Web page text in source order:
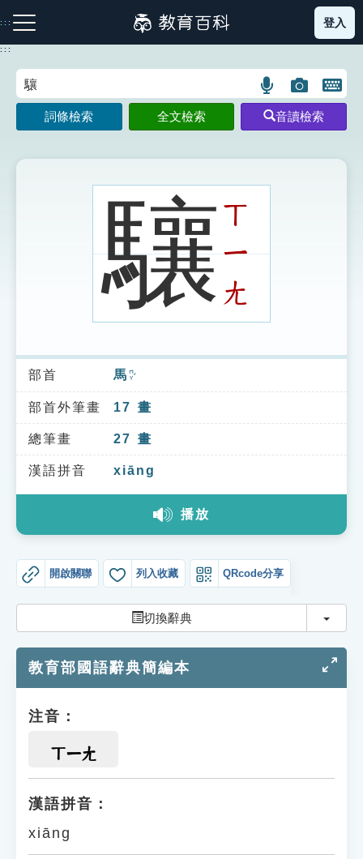
到
主
:::
注音索引圖示 筆畫索引圖示 部首索引表圖示
索引選單
知識索引
單字索引
生命大百科索引
教學應用
貓頭鷹博士
登入
:::
語
言
搜
示
圖
片
搜
開
鍵
圖
詞條檢索 全文檢索 音讀檢索
驤ㄒ
ㄧ
ㄤ
部首 馬 ㄇㄚˇ
部首外筆畫 17 畫
總筆畫 27 畫
漢語拼音 xiāng
播放
開啟關聯 列入收藏 QRcode分享
切換辭典 切換
教育部國語辭典簡編本
注音：
ㄒㄧㄤ
漢語拼音：
xiāng